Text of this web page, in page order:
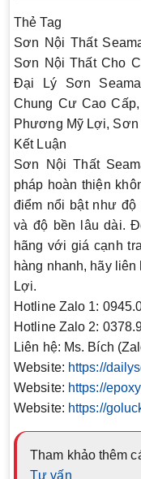
Thẻ Tag
Sơn Nội Thất
Sơn Nội Thất Cho
Đại Lý Sơn
Chung Cư Cao
Phương Mỹ Lợi,
Kết Luận
Sơn Nội Thất
pháp hoàn thiện
điểm nổi bật như độ
và độ bền lâu dài.
hãng với giá cạnh
hàng nhanh, hãy
Lợi.
Hotline Zalo 1:
Hotline Zalo 2:
Liên hệ: Ms. Bích
Website: https://
Website: https://
Website: https://
Tham khảo thêm
Tư vấn